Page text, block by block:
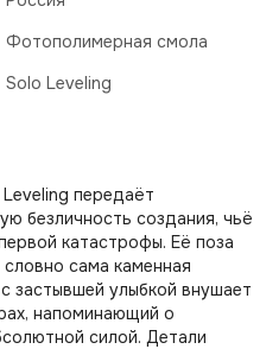
Фотополимерная смола
Solo Leveling
передаёт
безличность создания, чьё
катастрофы. Её поза
сама каменная
застывшей улыбкой внушает
напоминающий о
силой. Детали